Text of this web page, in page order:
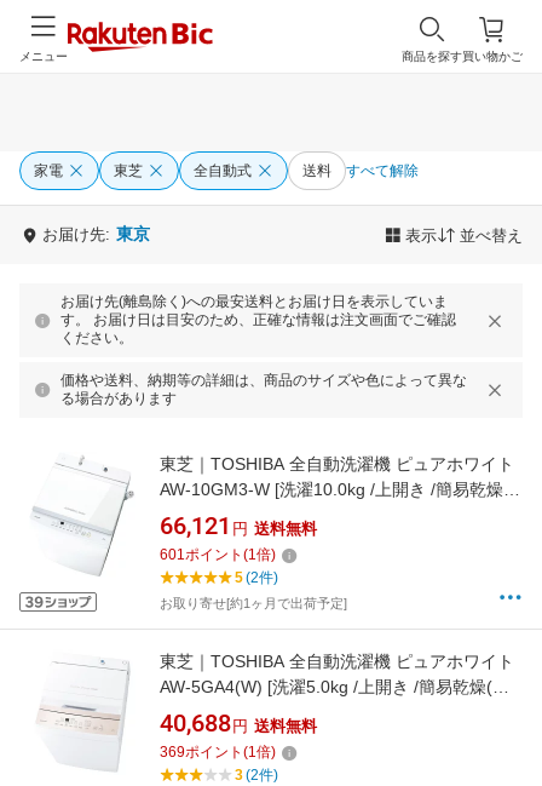
買い物かご
商品を探す
メニュー
家電 東芝 全自動式 送料 すべて解除
お届け先: 東京 表示 並べ替え
お届け先(離島除く)への最安送料とお届け日を表示していま
す。 お届け日は目安のため、正確な情報は注文画面でご確認
ください。
価格や送料、納期等の詳細は、商品のサイズや色によって異な
る場合があります
東芝｜TOSHIBA 全自動洗濯機 ピュアホワイト
AW-10GM3-W [洗濯10.0kg /上開き /簡易乾燥
(送風機能)]
66,121 円 送料無料
601ポイント (1倍)
5(2件)
お取り寄せ[約1ヶ月で出荷予定]
東芝｜TOSHIBA 全自動洗濯機 ピュアホワイト
AW-5GA4(W) [洗濯5.0kg /上開き /簡易乾燥(送
風機能)]
40,688 円 送料無料
369ポイント (1倍)
3(2件)